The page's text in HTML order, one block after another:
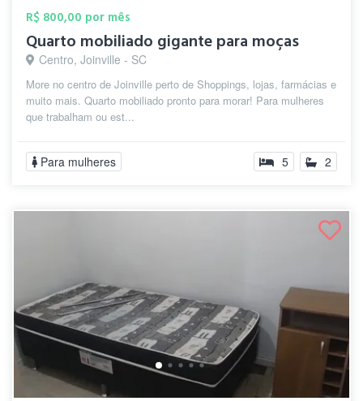
R$ 800,00 por mês
Quarto mobiliado gigante para moças
Centro, Joinville - SC
More no centro de Joinville perto de Shoppings, lojas, farmácias e
muito mais. Quarto mobiliado pronto para morar! Para mulheres
que trabalham ou est...
Para mulheres 5 2